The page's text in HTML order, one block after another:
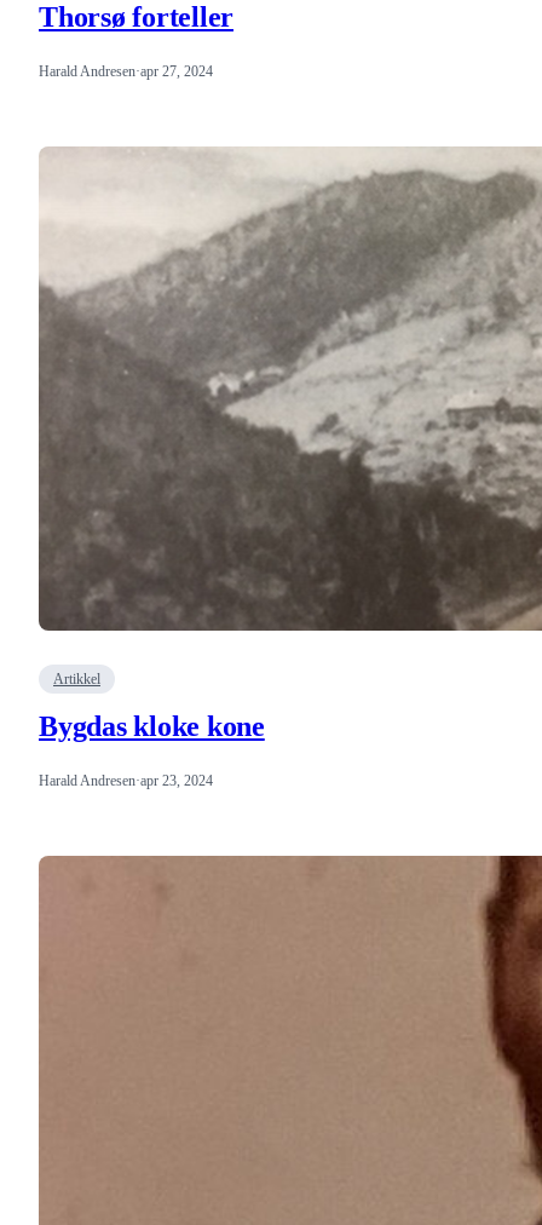
Thorsø forteller
Harald Andresen·apr 27, 2024
Artikkel
Bygdas kloke kone
Harald Andresen·apr 23, 2024